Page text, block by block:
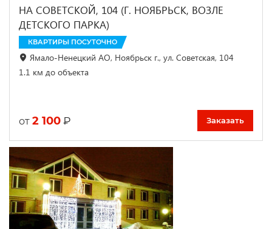
НА СОВЕТСКОЙ, 104 (Г. НОЯБРЬСК, ВОЗЛЕ
ДЕТСКОГО ПАРКА)
КВАРТИРЫ ПОСУТОЧНО
Ямало-Ненецкий АО, Ноябрьск г., ул. Советская, 104
1.1 км до объекта
от 2 100 ₽ Заказать